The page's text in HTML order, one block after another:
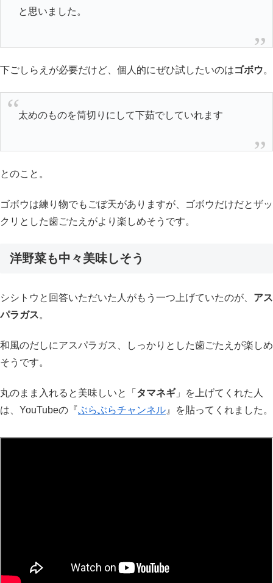
と思いました。
下ごしらえが必要だけど、個人的にぜひ試したいのはゴボウ。
太めのものを筒切りにして下茹でしていれます
とのこと。
ゴボウは練り物でもごぼ天がありますが、ゴボウだけだとザッ
クリとした歯ごたえがより楽しめそうです。
洋野菜も中々美味しそう
シシトウと回答いただいた人がもう一つ上げていたのが、 アス
パラガス。
和風のだしにアスパラガス、しっかりとした歯ごたえが楽しめ
そうです。
丸のまま入れると美味しいと「 タマネギ」を上げてくれた人
は、YouTubeの『ぶらぶらチャンネル』を貼ってくれました。